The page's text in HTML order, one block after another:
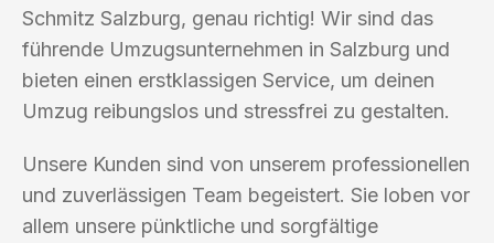
Schmitz Salzburg, genau richtig! Wir sind das
führende Umzugsunternehmen in Salzburg und
bieten einen erstklassigen Service, um deinen
Umzug reibungslos und stressfrei zu gestalten.
Unsere Kunden sind von unserem professionellen
und zuverlässigen Team begeistert. Sie loben vor
allem unsere pünktliche und sorgfältige